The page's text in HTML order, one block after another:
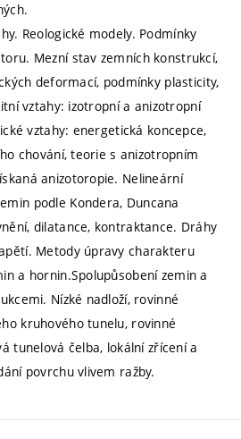
Reologické modely. Podmínky
Mezní stav zemních konstrukcí,
deformací, podmínky plasticity,
vztahy: izotropní a anizotropní
vztahy: energetická koncepce,
chování, teorie s anizotropním
anizotoropie. Nelineární
podle Kondera, Duncana
dilatance, kontraktance. Dráhy
Metody úpravy charakteru
a hornin.Spolupůsobení zemin a
Nízké nadloží, rovinné
kruhového tunelu, rovinné
tunelová čelba, lokální zřícení a
povrchu vlivem ražby.